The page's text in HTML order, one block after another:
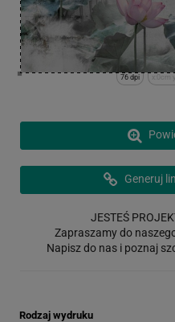
x:0cm
76 dpi
Generuj
JESTEŚ
Zapraszamy do
Napisz do nas i poznaj
Rodzaj wydruku